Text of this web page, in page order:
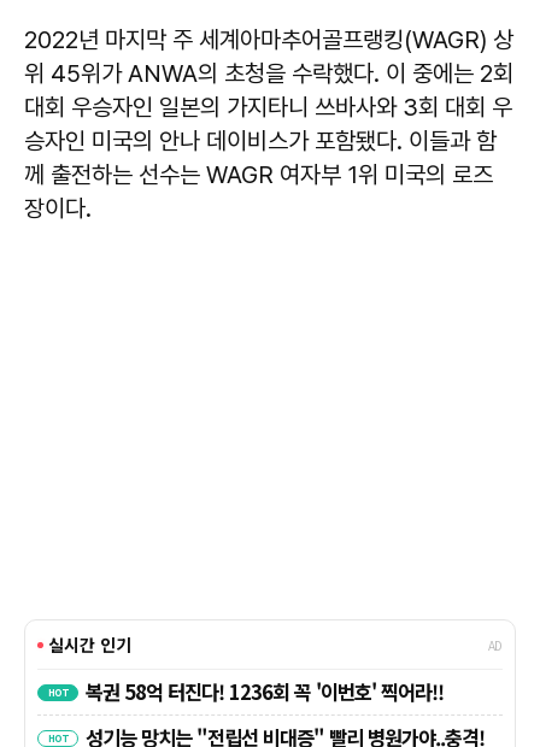
2022년 마지막 주 세계아마추어골프랭킹(WAGR) 상
위 45위가 ANWA의 초청을 수락했다. 이 중에는 2회
대회 우승자인 일본의 가지타니 쓰바사와 3회 대회 우
승자인 미국의 안나 데이비스가 포함됐다. 이들과 함
께 출전하는 선수는 WAGR 여자부 1위 미국의 로즈
장이다.